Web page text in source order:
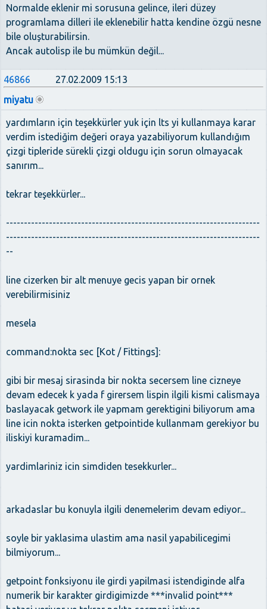
Normalde eklenir mi sorusuna gelince, ileri düzey
programlama dilleri ile eklenebilir hatta kendine özgü nesne
bile oluşturabilirsin.
Ancak autolisp ile bu mümkün değil...
46866
27.02.2009 15:13
miyatu
yardımların için teşekkürler yuk için lts yi kullanmaya karar
verdim istediğim değeri oraya yazabiliyorum kullandığım
çizgi tipleride sürekli çizgi oldugu için sorun olmayacak
sanırım...
tekrar teşekkürler...
-----------------------------------------------------------------------
-----------------------------------------------------------------------
--
line cizerken bir alt menuye gecis yapan bir ornek
verebilirmisiniz
mesela
command:nokta sec [Kot / Fittings]:
gibi bir mesaj sirasinda bir nokta secersem line cizneye
devam edecek k yada f girersem lispin ilgili kismi calismaya
baslayacak getwork ile yapmam gerektigini biliyorum ama
line icin nokta isterken getpointide kullanmam gerekiyor bu
iliskiyi kuramadim...
yardimlariniz icin simdiden tesekkurler...
arkadaslar bu konuyla ilgili denemelerim devam ediyor...
soyle bir yaklasima ulastim ama nasil yapabilicegimi
bilmiyorum...
getpoint fonksiyonu ile girdi yapilmasi istendiginde alfa
numerik bir karakter girdigimizde ***invalid point***